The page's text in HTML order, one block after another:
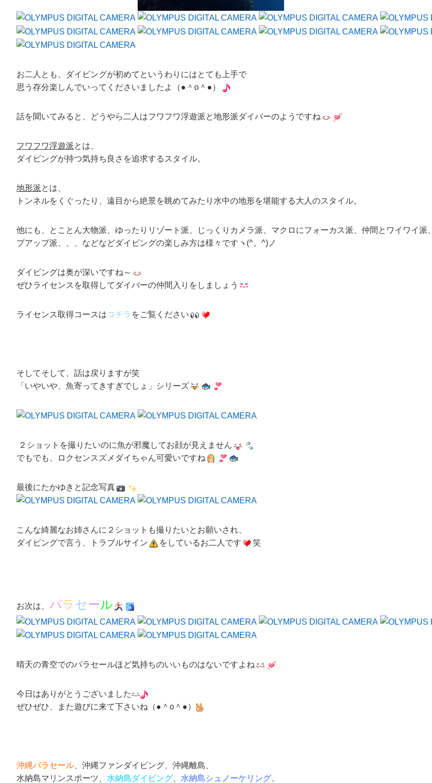
お二人とも、ダイビングが初めてというわりにはとても上手で
思う存分楽しんでいってくださいましたよ（●＾o＾●）
話を聞いてみると、どうやら二人はフワフワ浮遊派と地形派ダイバーのようですね
フワフワ浮遊派とは、
ダイビングが持つ気持ち良さを追求するスタイル。
地形派とは、
トンネルをくぐったり、遠目から絶景を眺めてみたり水中の地形を堪能する大人のスタイル。
他にも、とことん大物派、ゆったりリゾート派、じっくりカメラ派、マクロにフォーカス派、仲間とワイワイ派
プアップ派、、、などなどダイビングの楽しみ方は様々ですヽ(^。^)ノ
ダイビングは奥が深いですね～
ぜひライセンスを取得してダイバーの仲間入りをしましょう
ライセンス取得コースはコチラ をご覧ください
そしてそして、話は戻りますが笑
「いやいや、魚寄ってきすぎでしょ」
シリーズ
２ショットを撮りたいのに魚が邪魔してお顔が見えません
でもでも、
ロクセンスズメダイちゃん可愛いですね
最後にたかゆき と記念写真
こんな綺麗なお姉さんに２ショットも撮りたいとお願いされ、
ダイビングで言う 、 トラブルサイン をしているお二人です 笑
お次は、 パラ セール
晴天の青空でのパラセールほど気持ちのいいものはないですよね
今日はありがとうございました
ぜひぜひ、また遊びに来て下さいね（●＾o＾●）
沖縄パラセール 、沖縄ファンダイビング、沖縄離島、
水納島マリンスポーツ、 水納島ダイビング 水納島シュノーケリング